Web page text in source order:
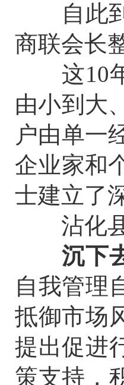
自此到
商联会长
这10年
由小到大
户由单一
企业家和
士建立了
沾化县
沉下
自我管理
抵御市场
提出促进
策支持，